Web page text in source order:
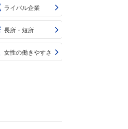
ライバル企業
長所・短所
女性の働きやすさ